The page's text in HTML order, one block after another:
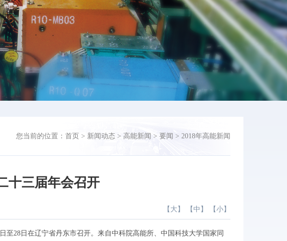
您当前的位置： 首页 > 新闻动态 > 高能新闻 > 要闻 > 2018年高能新闻
十三届年会召开
【 大 】 【中 】 【小】
至28日在辽宁省丹东市召开。来自中科院高能所、中国科技大学国家同